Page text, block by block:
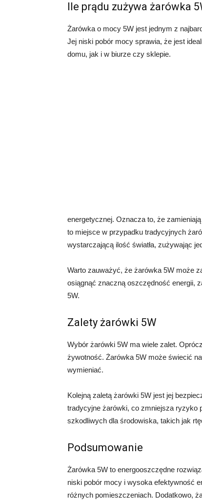
Ile prądu zużywa żarówka
Żarówka o mocy 5W jest jednym z
Jej niski pobór mocy sprawia, że jest
domu, jak i w biurze czy sklepie.
energetycznej. Oznacza to, że
to miejsce w przypadku tradycyjnych
wystarczającą ilość światła, zużywając
Warto zauważyć, że żarówka 5W może
osiągnąć znaczną oszczędność energii,
5W.
Zalety żarówki 5W
Wybór żarówki 5W ma wiele zalet.
żywotność. Żarówka 5W może świecić
wymieniać.
Kolejną zaletą żarówki 5W jest jej
tradycyjne żarówki, co zmniejsza ryzyko
szkodliwych dla środowiska, takich jak
Podsumowanie
Żarówka 5W to energooszczędne
niski pobór mocy i wysoka efektywność
różnych pomieszczeniach. Dodatkowo,